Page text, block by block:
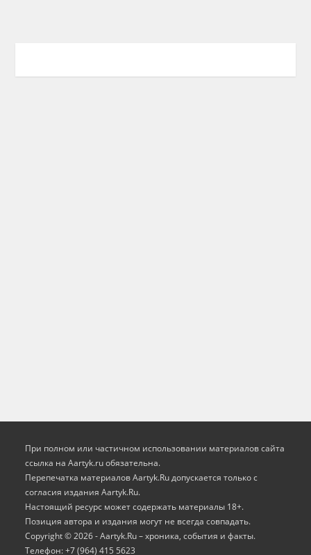
При полном или частичном использовании материалов сайта
ссылка на Aartyk.ru oбязательна.
Перепечатка материалов Aartyk.Ru допускается только с
согласия издания Aartyk.Ru.
Настоящий ресурс может содержать материалы 18+.
Позиция автора и издания могут не всегда совпадать.
Copyright © 2026 - Aartyk.Ru – хроника, события и факты.
Телефон: +7 (964) 415 5623